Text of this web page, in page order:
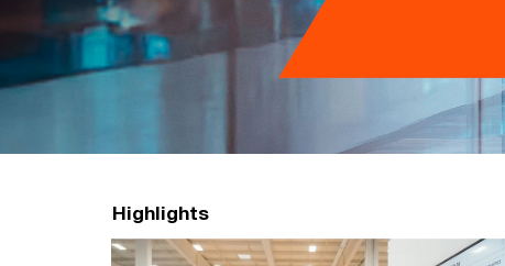
ル
ー
Highlights